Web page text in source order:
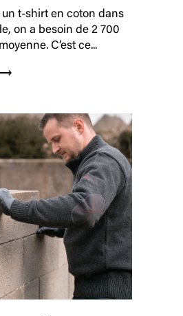
t-shirt en coton dans
on a besoin de 2 700
C’est ce...